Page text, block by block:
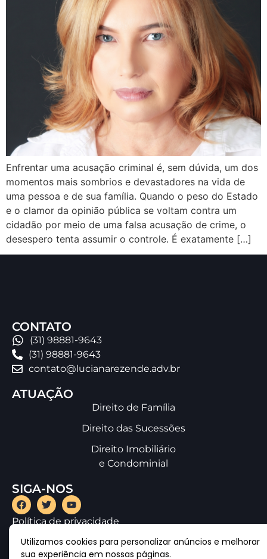
Enfrentar uma acusação criminal é, sem dúvida, um dos
momentos mais sombrios e devastadores na vida de
uma pessoa e de sua família. Quando o peso do Estado
e o clamor da opinião pública se voltam contra um
cidadão por meio de uma falsa acusação de crime, o
desespero tenta assumir o controle. É exatamente […]
CONTATO
(31) 98881-9643
(31) 98881-9643
contato@lucianarezende.adv.br
ATUAÇÃO
Direito de Família
Direito das Sucessões
Direito Imobiliário
e Condominial
SIGA-NOS
Política de privacidade
Utilizamos cookies para personalizar anúncios e melhorar
sua experiência em nossas páginas.